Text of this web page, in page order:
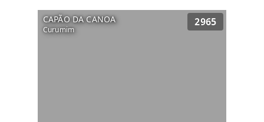
CAPÃO DA CANOA
Curumim
2965